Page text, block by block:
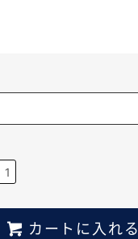
カートに入れる